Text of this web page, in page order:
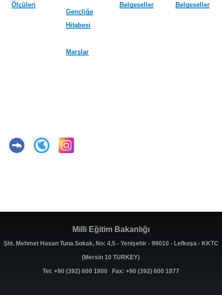
Ölçüleri
Gençliğe
Hitabesi
Marşlar
Belgeseller Belgeseller
Milli Eğitim Bakanlığı
Şht. Mehmet Hasan Tuna Sokak, No: 4,5 - Yenişehir - 99010 - Lefkoşa - KKTC
(Mersin 10 TURKEY)
Tel: +90 (392) 600 1800 Fax: +90 (392) 600 1877